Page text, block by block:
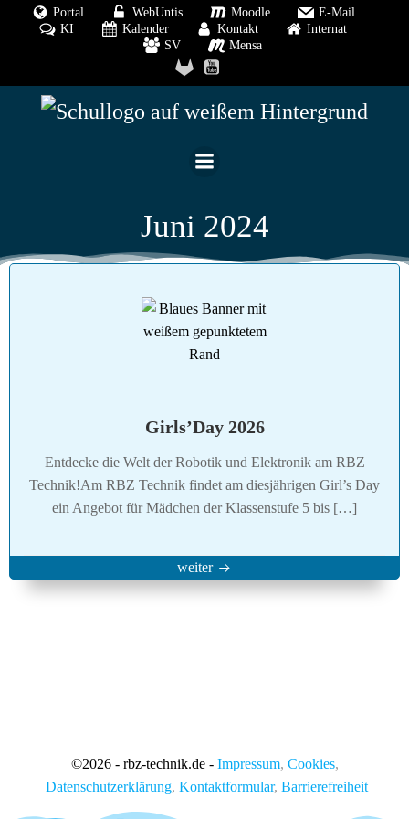
Portal WebUntis Moodle
E-Mail
KI
Kalender Kontakt
Internat
SV
Mensa
Juni 2024
Girls’Day 2026
Entdecke die Welt der Robotik und Elektronik am RBZ
Technik!Am RBZ Technik findet am diesjährigen Girl’s Day
ein Angebot für Mädchen der Klassenstufe 5 bis […]
weiter
©2026 - rbz-technik.de - Impressum, Cookies,
Datenschutzerklärung, Kontaktformular, Barrierefreiheit